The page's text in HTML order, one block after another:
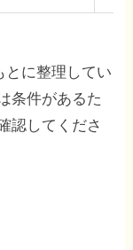
とに整理してい
条件があるた
認してくださ